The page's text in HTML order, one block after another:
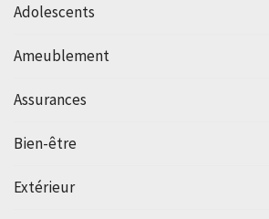
Adolescents
Ameublement
Assurances
Bien-être
Extérieur